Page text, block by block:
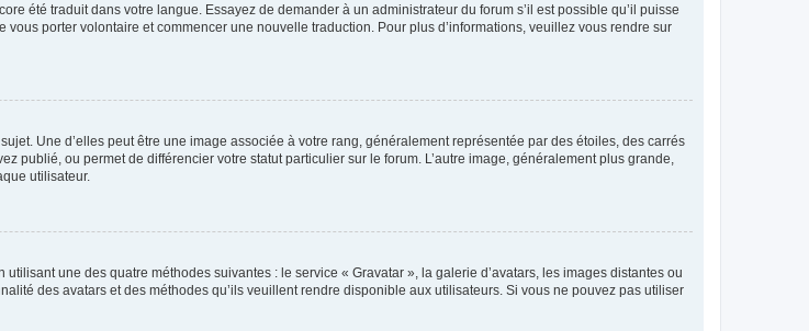
été traduit dans votre langue. Essayez de demander à un administrateur du forum s’il est possible qu’il puisse
porter volontaire et commencer une nouvelle traduction. Pour plus d’informations, veuillez vous rendre sur
Une d’elles peut être une image associée à votre rang, généralement représentée par des étoiles, des carrés
publié, ou permet de différencier votre statut particulier sur le forum. L’autre image, généralement plus grande,
utilisateur.
une des quatre méthodes suivantes : le service « Gravatar », la galerie d’avatars, les images distantes ou
des avatars et des méthodes qu’ils veuillent rendre disponible aux utilisateurs. Si vous ne pouvez pas utiliser